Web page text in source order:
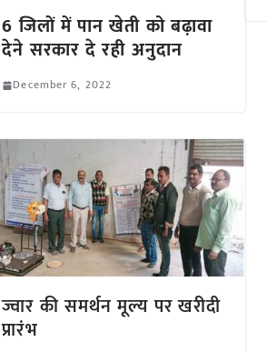
6 जिलों में पान खेती को बढ़ावा
देने सरकार दे रही अनुदान
December 6, 2022
ज्वार की समर्थन मूल्य पर खरीदी
प्रारंभ